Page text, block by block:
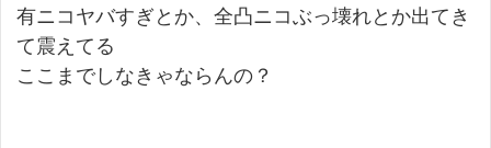
有ニコヤバすぎとか、全凸ニコぶっ壊れとか出てき
て震えてる
ここまでしなきゃならんの？